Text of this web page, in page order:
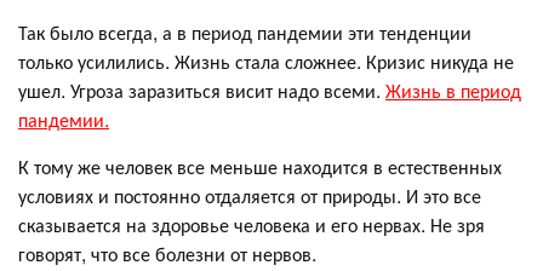
Так было всегда, а в период пандемии эти тенденции
только усилились. Жизнь стала сложнее. Кризис никуда не
ушел. Угроза заразиться висит надо всеми. Жизнь в период
пандемии.
К тому же человек все меньше находится в естественных
условиях и постоянно отдаляется от природы. И это все
сказывается на здоровье человека и его нервах. Не зря
говорят, что все болезни от нервов.